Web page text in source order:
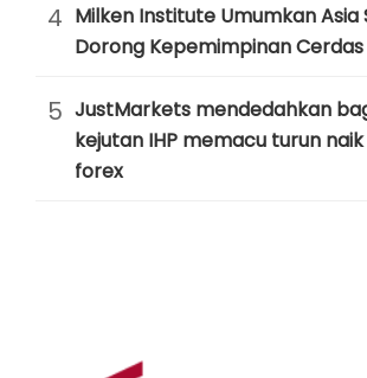
4 Milken Institute Umumkan Asia
Dorong Kepemimpinan Cerdas
5 JustMarkets mendedahkan
kejutan IHP memacu turun
forex